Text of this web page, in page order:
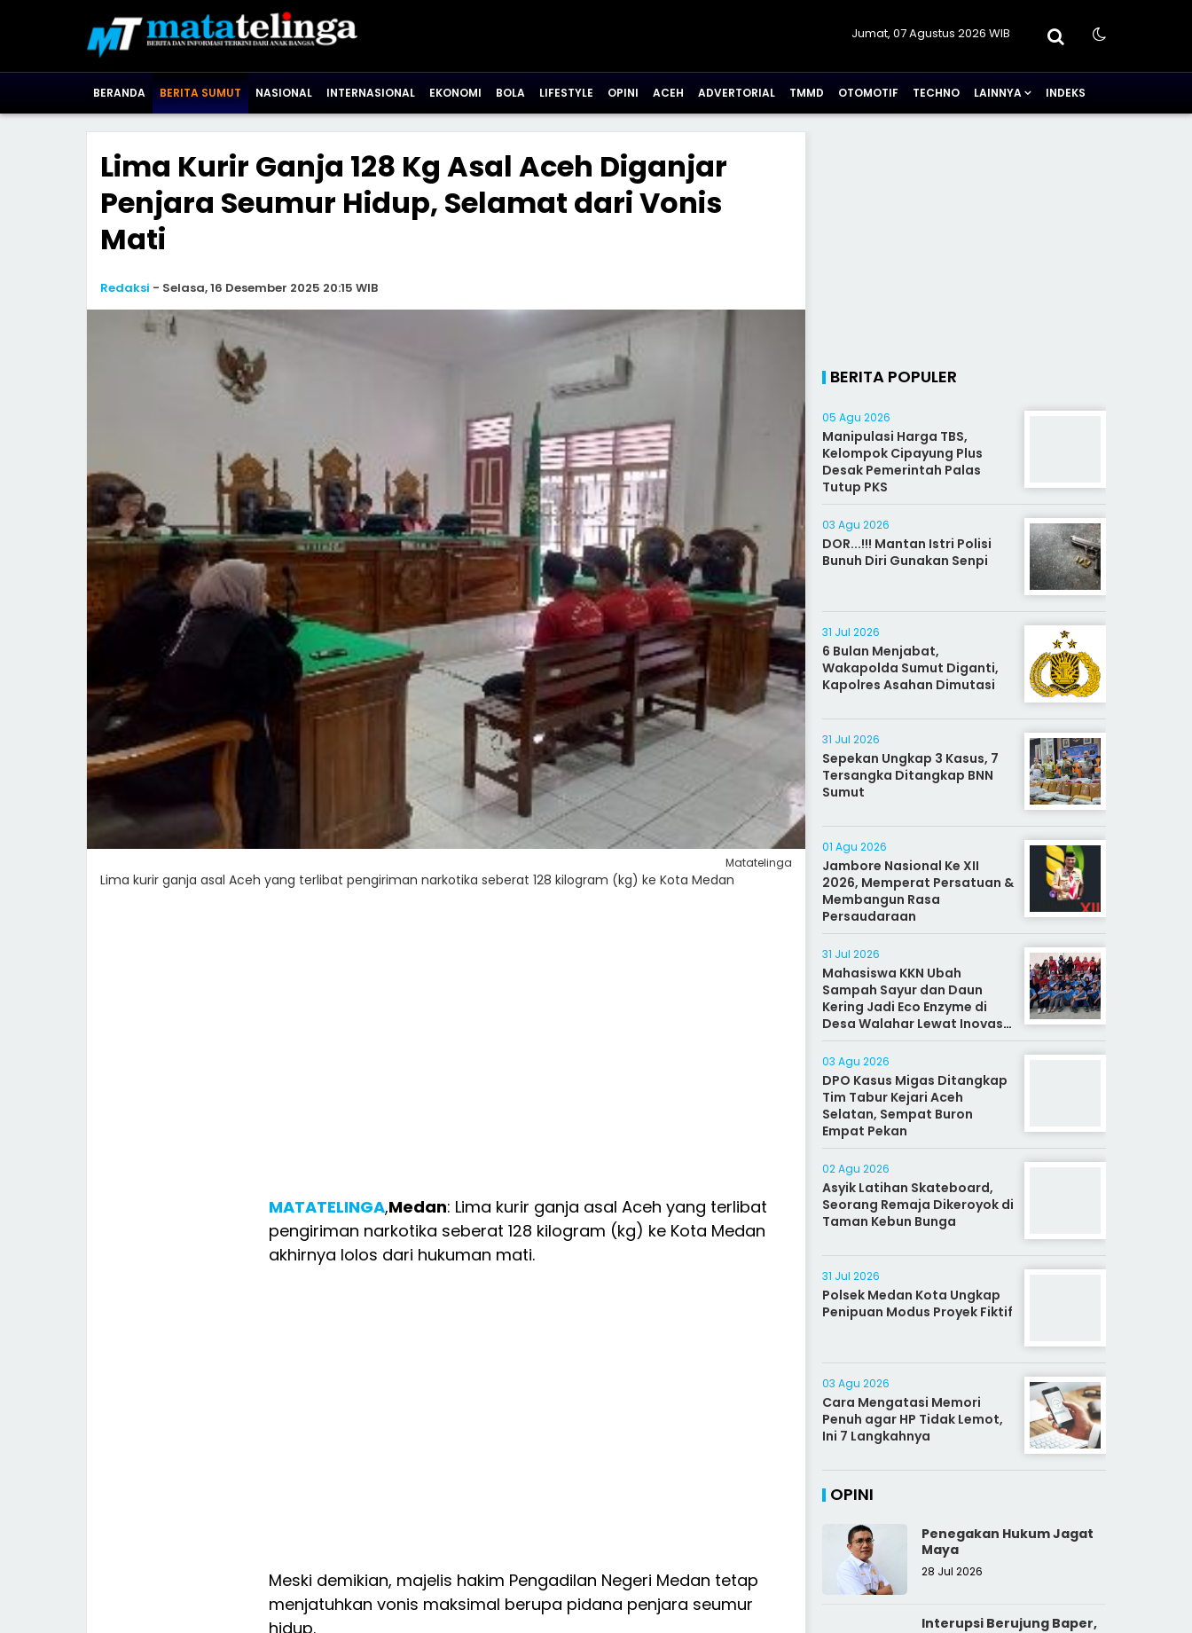
Jumat, 07 Agustus 2026 WIB
BERANDA BERITA SUMUT NASIONAL INTERNASIONAL EKONOMI BOLA LIFESTYLE OPINI ACEH ADVERTORIAL TMMD OTOMOTIF TECHNO LAINNYA INDEKS
Lima Kurir Ganja 128 Kg Asal Aceh Diganjar
Penjara Seumur Hidup, Selamat dari Vonis
Mati
Redaksi - Selasa, 16 Desember 2025 20:15 WIB
Matatelinga
Lima kurir ganja asal Aceh yang terlibat pengiriman narkotika seberat 128 kilogram (kg) ke Kota Medan
MATATELINGA,Medan: Lima kurir ganja asal Aceh yang terlibat
pengiriman narkotika seberat 128 kilogram (kg) ke Kota Medan
akhirnya lolos dari hukuman mati.
Meski demikian, majelis hakim Pengadilan Negeri Medan tetap
menjatuhkan vonis maksimal berupa pidana penjara seumur
hidup.
BERITA POPULER
05 Agu 2026
Manipulasi Harga TBS,
Kelompok Cipayung Plus
Desak Pemerintah Palas
Tutup PKS
03 Agu 2026
DOR...!!! Mantan Istri Polisi
Bunuh Diri Gunakan Senpi
31 Jul 2026
6 Bulan Menjabat,
Wakapolda Sumut Diganti,
Kapolres Asahan Dimutasi
31 Jul 2026
Sepekan Ungkap 3 Kasus, 7
Tersangka Ditangkap BNN
Sumut
01 Agu 2026
Jambore Nasional Ke XII
2026, Memperat Persatuan &
Membangun Rasa
Persaudaraan
31 Jul 2026
Mahasiswa KKN Ubah
Sampah Sayur dan Daun
Kering Jadi Eco Enzyme di
Desa Walahar Lewat Inovasi
Alat Kreatif
03 Agu 2026
DPO Kasus Migas Ditangkap
Tim Tabur Kejari Aceh
Selatan, Sempat Buron
Empat Pekan
02 Agu 2026
Asyik Latihan Skateboard,
Seorang Remaja Dikeroyok di
Taman Kebun Bunga
31 Jul 2026
Polsek Medan Kota Ungkap
Penipuan Modus Proyek Fiktif
03 Agu 2026
Cara Mengatasi Memori
Penuh agar HP Tidak Lemot,
Ini 7 Langkahnya
OPINI
Penegakan Hukum Jagat
Maya
28 Jul 2026
Interupsi Berujung Baper,